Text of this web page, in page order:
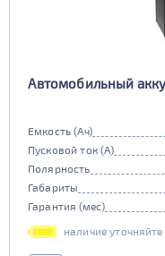
Автомобильный
Емкость (Ач)
Пусковой ток (А)
Полярность
Габариты
Гарантия (мес)
наличие